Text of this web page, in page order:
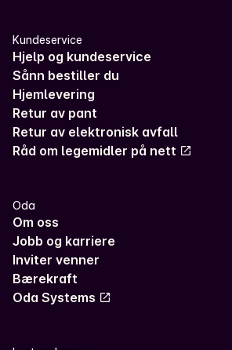
Kundeservice
Hjelp og kundeservice
Sånn bestiller du
Hjemlevering
Retur av pant
Retur av elektronisk avfall
Råd om legemidler på nett
Oda
Om oss
Jobb og karriere
Inviter venner
Bærekraft
Oda Systems